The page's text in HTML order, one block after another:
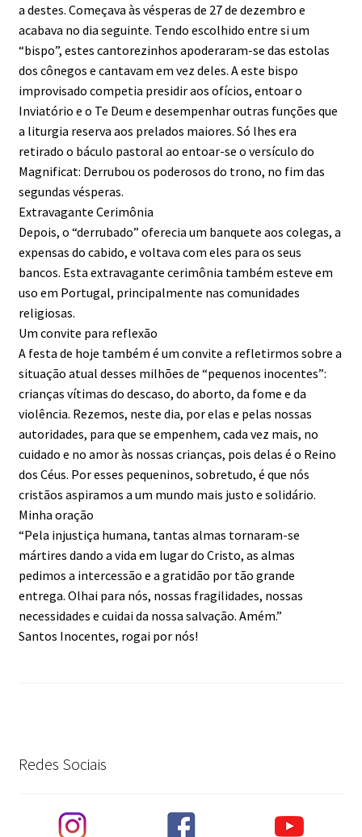
a destes. Começava às vésperas de 27 de dezembro e
acabava no dia seguinte. Tendo escolhido entre si um
“bispo”, estes cantorezinhos apoderaram-se das estolas
dos cônegos e cantavam em vez deles. A este bispo
improvisado competia presidir aos ofícios, entoar o
Inviatório e o Te Deum e desempenhar outras funções que
a liturgia reserva aos prelados maiores. Só lhes era
retirado o báculo pastoral ao entoar-se o versículo do
Magnificat: Derrubou os poderosos do trono, no fim das
segundas vésperas.
Extravagante Cerimônia
Depois, o “derrubado” oferecia um banquete aos colegas, a
expensas do cabido, e voltava com eles para os seus
bancos. Esta extravagante cerimônia também esteve em
uso em Portugal, principalmente nas comunidades
religiosas.
Um convite para reflexão
A festa de hoje também é um convite a refletirmos sobre a
situação atual desses milhões de “pequenos inocentes”:
crianças vítimas do descaso, do aborto, da fome e da
violência. Rezemos, neste dia, por elas e pelas nossas
autoridades, para que se empenhem, cada vez mais, no
cuidado e no amor às nossas crianças, pois delas é o Reino
dos Céus. Por esses pequeninos, sobretudo, é que nós
cristãos aspiramos a um mundo mais justo e solidário.
Minha oração
“Pela injustiça humana, tantas almas tornaram-se
mártires dando a vida em lugar do Cristo, as almas
pedimos a intercessão e a gratidão por tão grande
entrega. Olhai para nós, nossas fragilidades, nossas
necessidades e cuidai da nossa salvação. Amém.”
Santos Inocentes, rogai por nós!
Redes Sociais